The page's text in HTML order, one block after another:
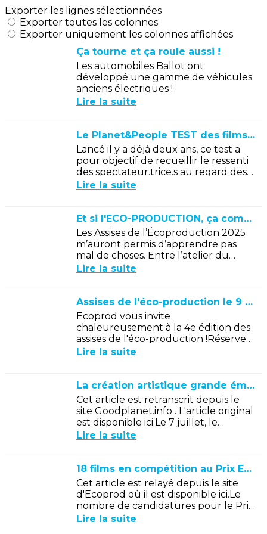
Exporter les lignes sélectionnées
Exporter toutes les colonnes
Exporter uniquement les colonnes affichées
Ça tourne et ça roule aussi !
Les automobiles Ballot ont
développé une gamme de véhicules
anciens électriques !
Lire la suite
Le Planet&People TEST des films nommés aux César 2026
Lancé il y a déjà deux ans, ce test a
pour objectif de recueillir le ressenti
des spectateur.trice.s au regard des
enjeux écologiques et sociétaux
Lire la suite
Et si l'ECO-PRODUCTION, ça commençait vraiment maintenant ?
Les Assises de l’Écoproduction 2025
m’auront permis d’apprendre pas
mal de choses. Entre l’atelier du
matin sur les solutions alternatives en
Lire la suite
Assises de l'éco-production le 9 décembre
Ecoprod vous invite
chaleureusement à la 4e édition des
assises de l'éco-production !Réservez
votre mardi 9 décembre, de 9h à
Lire la suite
La création artistique grande émettrice de gaz à effet de serre
Cet article est retranscrit depuis le
site Goodplanet.info . L'article original
est disponible ici.Le 7 juillet, le
ministère de la Culture a sorti son
Lire la suite
18 films en compétition au Prix Ecoprod 2025 : un record!
Cet article est relayé depuis le site
d'Ecoprod où il est disponible ici.Le
nombre de candidatures pour le Prix
Ecoprod est passé de 9 en 2024 à 18
Lire la suite